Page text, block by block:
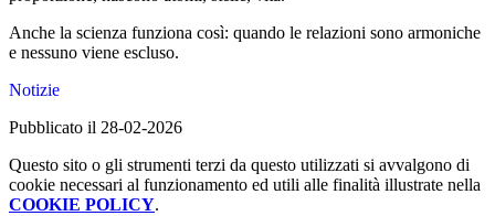
Anche la scienza funziona così: quando le relazioni sono armoniche
e nessuno viene escluso.
Notizie
Pubblicato il 28-02-2026
Questo sito o gli strumenti terzi da questo utilizzati si avvalgono di
cookie necessari al funzionamento ed utili alle finalità illustrate nella
COOKIE POLICY.